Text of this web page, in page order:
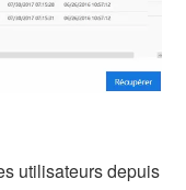
utilisateurs depuis